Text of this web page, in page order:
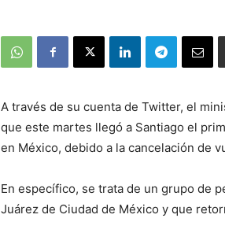
A través de su cuenta de Twitter, el
que este martes llegó a Santiago el
en México, debido a la cancelación de
En específico, se trata de un grupo de
Juárez de Ciudad de México y que